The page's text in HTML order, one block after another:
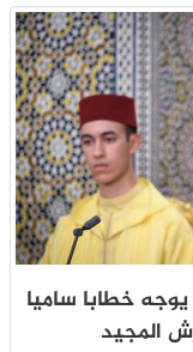
خطابا ساميا
المجيد